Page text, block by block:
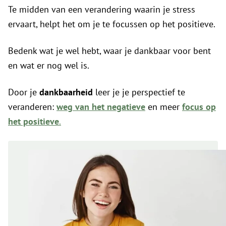
Te midden van een verandering waarin je stress
ervaart, helpt het om je te focussen op het positieve.
Bedenk wat je wel hebt, waar je dankbaar voor bent
en wat er nog wel is.
Door je dankbaarheid leer je je perspectief te
veranderen: weg van het negatieve en meer focus op
het positieve.